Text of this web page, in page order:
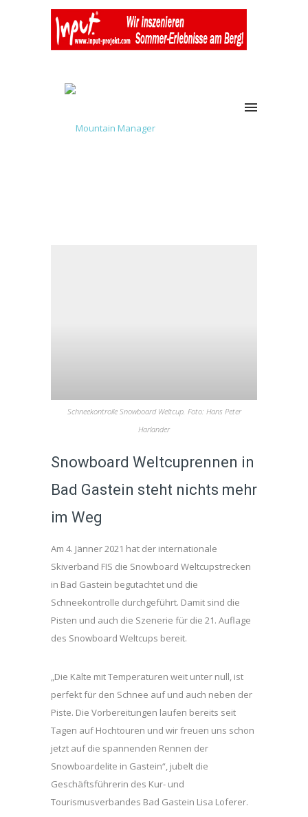
Schneekontrolle Snowboard Weltcup. Foto: Hans Peter
Harlander
Snowboard Weltcuprennen in
Bad Gastein steht nichts mehr
im Weg
Am 4. Jänner 2021 hat der internationale
Skiverband FIS die Snowboard Weltcupstrecken
in Bad Gastein begutachtet und die
Schneekontrolle durchgeführt. Damit sind die
Pisten und auch die Szenerie für die 21. Auflage
des Snowboard Weltcups bereit.
„Die Kälte mit Temperaturen weit unter null, ist
perfekt für den Schnee auf und auch neben der
Piste. Die Vorbereitungen laufen bereits seit
Tagen auf Hochtouren und wir freuen uns schon
jetzt auf die spannenden Rennen der
Snowboardelite in Gastein“, jubelt die
Geschäftsführerin des Kur- und
Tourismusverbandes Bad Gastein Lisa Loferer.